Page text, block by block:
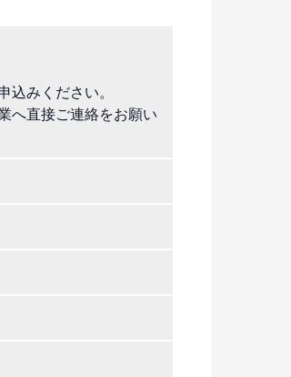
みください。
へ直接ご連絡をお願い